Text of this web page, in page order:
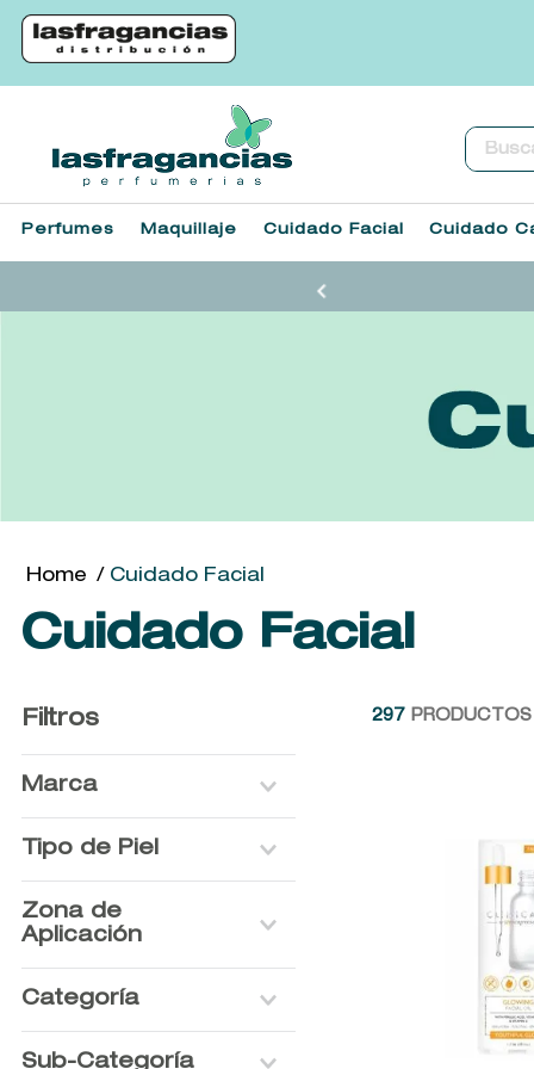
Perfumes Maquillaje Cuidado Facial Cuidado
Cuidado Facial
Cuidado Facial
Filtros
Marca
CLARINS
BEAUTY FORMULAS
ARNAUD
SISLEY
ORJENA
KOOL BEAUTY
SPASCRIPTIONS
DIADERMINE
Tipo de Piel
Grasa
Normal
Normal a Mixta
Zona de
Aplicación
Contorno de ojos
Cuello y escote
Categoría
Sub-Categoría
297 PRODUCTOS